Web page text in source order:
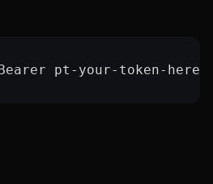
pt-your-token-here